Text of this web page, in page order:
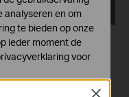
Close
en om
te bieden op onze
ieder moment de
voor